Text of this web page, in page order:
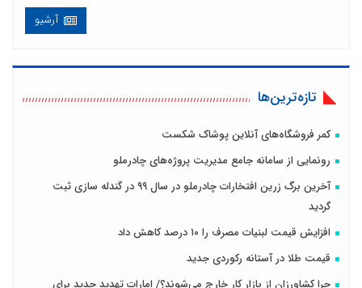
آرشیو
تازه‌ترین‌ها
کمر فروشگاه‌های آنلاین پوشاک شکست
رونمایی از سامانه جامع مدیریت پروژه‌های چادرملو
آخرین برگ زرین افتخارات چادرملو در سال ٩٩ در گندله سازی ثبت
گرديد
افزایش قیمت لبنیات مصرف را ۱۰ درصد کاهش داد
قیمت طلا در آستانه رکوردی جدید
چرا کشاورزان از بازار کار خارج می‌شوند؟/ امارات تهدید جدید برای